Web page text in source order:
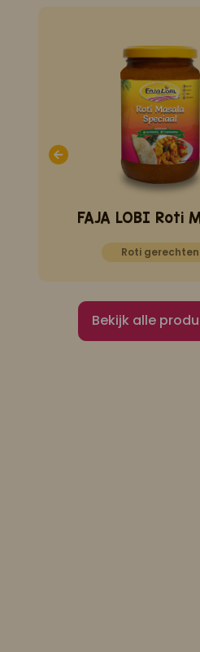
Roti gerechten
Bekijk alle